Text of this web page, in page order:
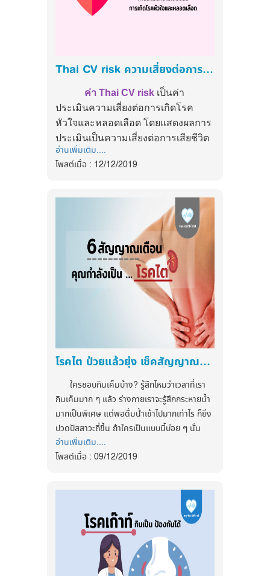
Facebook
อัลมอนด์: บ่อยครั้งที่อาการนอนไม่หลับของ
กีวี่: ผลไม้หั่นชิ้นเล็กๆ สัก 1 ถ้วยก่อนนอน ก็
เรานอนหลับได้ง่ายขึ้น รวมถึงยังไม่ต้องกังวล
เรื่องน้ำหนักอีกด้วย
ซึ่งช่วยให้เรานอนหลับได้ยาวนอนขึ้น รวมถึง
ยังช่วยให้เราสามารถหลับสนิทได้ตลอดทั้งคืน
นอนหลับได้ เนื่องจากกลูโคลสจะเข้าไปกด
ระดับฮอร์โมนโอเรซิน ซึ่งเป็นตัวกระตุ้นให้
ร่างกายของเรารู้สึกกระปรี้กระเปร่า แต่เมื่อ
ร่างกายได้รับกลูโคลสแล้ว เราจะรู้สึกสงบลง
และทำให้เรานอนหลับในที่สุดค่ะ
เครียดจากการทำงานหรือกำลังมีเรื่องกลุ้ม
ใจอยู่ อาจทำให้นอนไม่หลับได้ หรือแม้กระทั่งการ
หิวตอนดึกๆ ก็ทำเอากระสับกระส่าย ไม่สามารถ
ข่มตาหลับได้เช่นกัน ซึ่งการนอนไม่เพียงพอ
บ่อยๆ อาจมีผลกระทบกับร่างกายของและอาจมี
ปัญหาสุขภาพตามมาในที่สุดค่ะ
ติดตามข่าวสารสุขภาพและนวัตกรรมด้าน
สุขภาพ ได้ที่
https://www.facebook.com/myhealthfirstofficial
Thai CV risk ความเสี่ยงต่อการเกิดโรคเส้นเลือดหัวใจและหลอดเลือด
ค่า Thai CV risk เป็นค่า
ประเมินความเสี่ยงต่อการเกิดโรค
หัวใจและหลอดเลือด โดยแสดงผลการ
ประเมินเป็นความเสี่ยงต่อการเสียชีวิต
หรือเจ็บป่วย จากโรคเส้นเลือดหัวใจตีบ
ตันและโรคเส้นเลือดสมองตีบตันใน
ใช้ได้ทั้งในกรณีที่ไม่มีผลเลือด โดยให้
ใช้ขนาดรอบเอวหรือขนาดรอบเอว
หารด้วยส่วนสูงแทน และในกรณีที่มี
ผลการตรวจระดับไขมันในเลือด แบบ
ประเมินนี้จะประเมินหาปัจจัยเสี่ยงต่อ
การเกิดโรคหัวใจและโรคหลอดเลือด
ปัจจัยในการแปลผลค่า Thai CV Risk
Thai CV Risk Score. คือกา
รนําปัจจัยเสี่ยงต่างๆของการเกิดโรค
หัวใจและหลอดเลือด มาคิด เป็น
คะแนนที่สามารถแปลผลเป็นตัวเลข
ความเสี่ยงในอนาคต สําหรับคนไทย
ปัจจัยที่ใช้ทํานายความเสี่ยง คือ เพศ
อายุ ความดันโลหิต ระดับไขมัน เบา
หวาน การสูบบุหรี่ และรอบเอว
สำหรับโรคหลอดเลือดหัวใจ ภัย
ร้ายใกล้ตัวอีกโรคหนึ่งที่ไม่ควรมอง
ข้าม ซึ่งสาเหตุหลักๆ เกิดจากวิถีชีวิต
และพฤติกรรมสุขภาพที่ไม่ถูกต้อง
เหมาะสม ได้แก่ พฤติกรรมการกินและ
การออกกำลังกาย ซึ่งปัจจัยเสี่ยงด้าน
อ่านเพิ่มเติม....
โพสต์เมื่อ : 12/12/2019
โรคไต ป่วยแล้วยุ่ง เช็คสัญญาณก่อนเป็น
ใครชอบกินเค็มบ้าง? รู้สึกไหมว่าเวลาที่เรา
กินเค็มมาก ๆ แล้ว ร่างกายเราจะรู้สึกกระหายน้ำ
มากเป็นพิเศษ แต่พอดื่มน้ำเข้าไปมากเท่าไร ก็ยิ่ง
ปวดปัสสาวะถี่ขึ้น ถ้าใครเป็นแบบนี้บ่อย ๆ นั่น
หมายความว่าอวัยวะที่ช่วยกรองของเสียและ
ปัสสาวะอย่าง " ไต "
โรคไต อาการไหนส่งสัญญาณว่าป่วย ?
มีอาการบวมทั้งตัว
: ผู้ป่วยโรคไตส่วนมากจะ
มีอาการบวมตามตัว เกิดจากการมีน้ำและเกลือ
อ่านเพิ่มเติม....
โพสต์เมื่อ : 09/12/2019